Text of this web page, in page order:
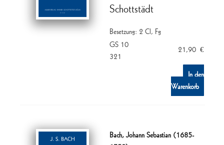
Schottstädt
Besetzung: 2 Cl, Fg
GS 10
321
21,90 €
In den
Warenkorb
Bach, Johann Sebastian (1685-